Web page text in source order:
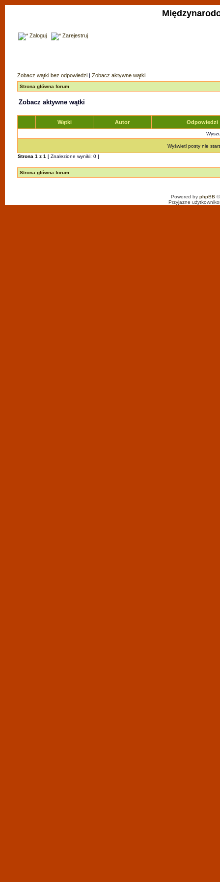
Zaloguj Zarejestruj
Zobacz wątki bez odpowiedzi | Zobacz aktywne wątki
Strona główna forum
Zobacz aktywne wątki
Wątki Autor Odpowiedzi
Wyświetl posty nie
Strona 1 z 1 [ Znalezione wyniki: 0 ]
Strona główna forum
Powered by phpBB
Przyjazne